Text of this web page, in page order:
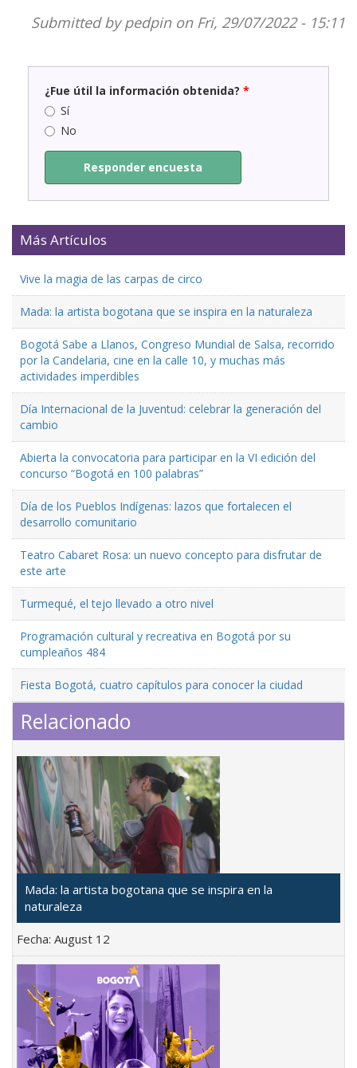
Submitted by pedpinon Fri, 29/07/2022 - 15:11
¿Fue útil la información obtenida? *
Sí
No
Responder encuesta
Más Artículos
Vive la magia de las carpas de circo
Mada: la artista bogotana que se inspira en la naturaleza
Bogotá Sabe a Llanos, Congreso Mundial de Salsa, recorrido
por la Candelaria, cine en la calle 10, y muchas más
actividades imperdibles
Día Internacional de la Juventud: celebrar la generación del
cambio
Abierta la convocatoria para participar en la VI edición del
concurso “Bogotá en 100 palabras”
Día de los Pueblos Indígenas: lazos que fortalecen el
desarrollo comunitario
Teatro Cabaret Rosa: un nuevo concepto para disfrutar de
este arte
Turmequé, el tejo llevado a otro nivel
Programación cultural y recreativa en Bogotá por su
cumpleaños 484
Fiesta Bogotá, cuatro capítulos para conocer la ciudad
Relacionado
Mada: la artista bogotana que se inspira en la
naturaleza
Fecha: August 12